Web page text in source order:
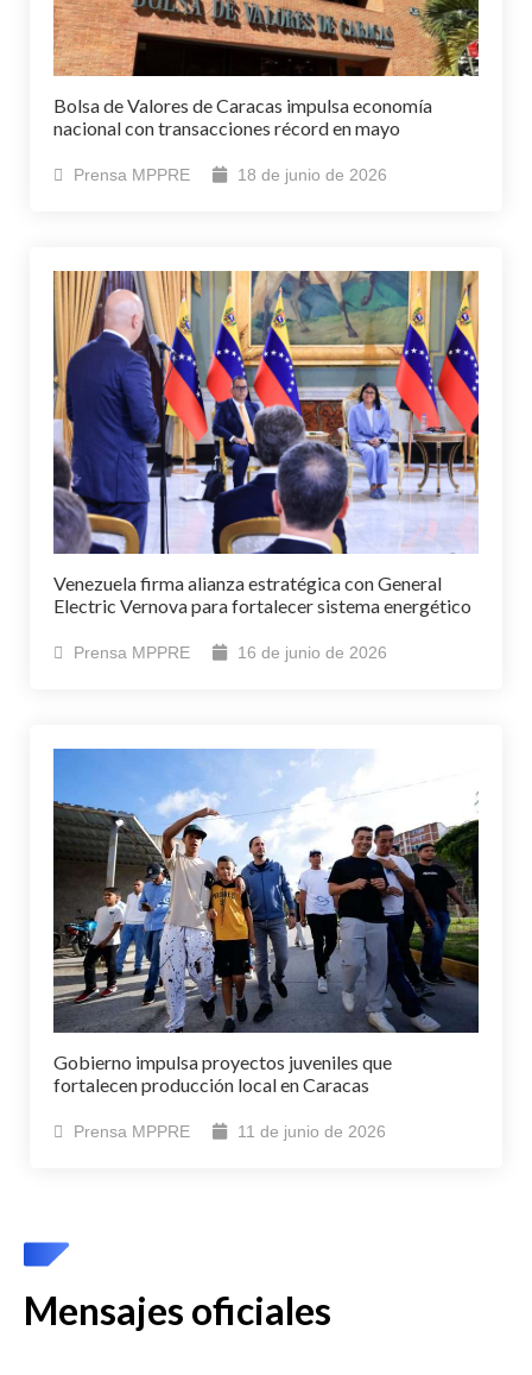
Bolsa de Valores de Caracas impulsa economía
nacional con transacciones récord en mayo
Prensa MPPRE 18 de junio de 2026
Venezuela firma alianza estratégica con General
Electric Vernova para fortalecer sistema energético
Prensa MPPRE 16 de junio de 2026
Gobierno impulsa proyectos juveniles que
fortalecen producción local en Caracas
Prensa MPPRE 11 de junio de 2026
Mensajes oficiales